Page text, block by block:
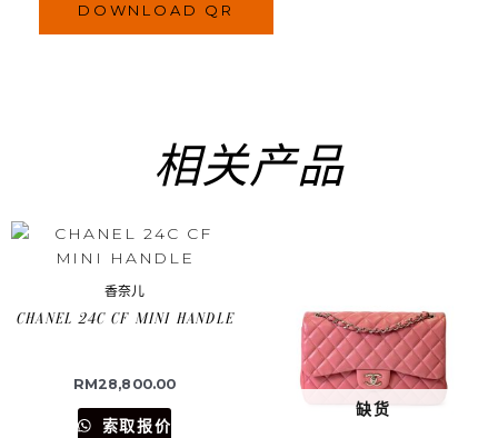
DOWNLOAD QR
相关产品
香奈儿
CHANEL 24C CF MINI HANDLE
RM28,800.00
索取报价
缺货